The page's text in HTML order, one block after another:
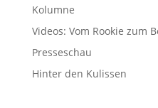
Kolumne
Videos: Vom Rookie zum
Presseschau
Hinter den Kulissen